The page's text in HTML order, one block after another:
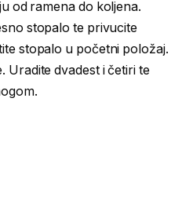
od ramena do koljena.
stopalo te privucite
stopalo u početni položaj.
Uradite dvadest i četiri te